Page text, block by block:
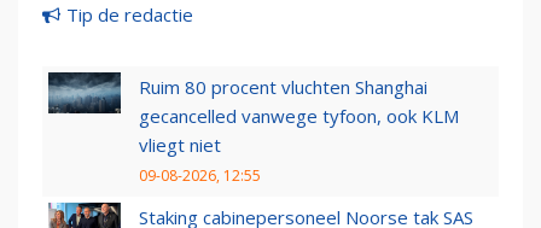
Tip de redactie
Ruim 80 procent vluchten Shanghai
gecancelled vanwege tyfoon, ook KLM
vliegt niet
09-08-2026, 12:55
Staking cabinepersoneel Noorse tak SAS